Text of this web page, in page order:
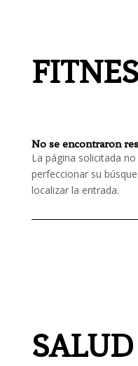
No se encontraron
La página solicitada
perfeccionar su
localizar la entrada.
SALUD